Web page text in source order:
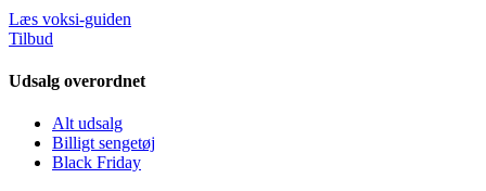
Læs voksi-guiden
Tilbud
Udsalg overordnet
Alt udsalg
Billigt sengetøj
Black Friday